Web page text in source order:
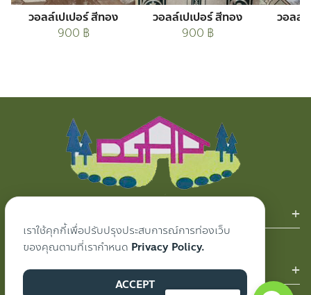
วอลล์เปเปอร์ สีทอง
900 ฿
วอลล์เปเปอร์ สีทอง
900 ฿
วอลล์
ผ้าม่าน
ผลงานของเรา
เราใช้คุกกี้เพื่อปรับปรุงประสบการณ์การท่องเว็บ
ของคุณตามที่เรากำหนด Privacy Policy.
ACCEPT